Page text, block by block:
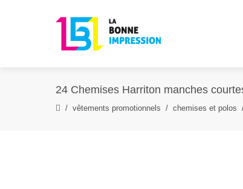
24 Chemises Harriton manches
vêtements promotionnels chemises et polos